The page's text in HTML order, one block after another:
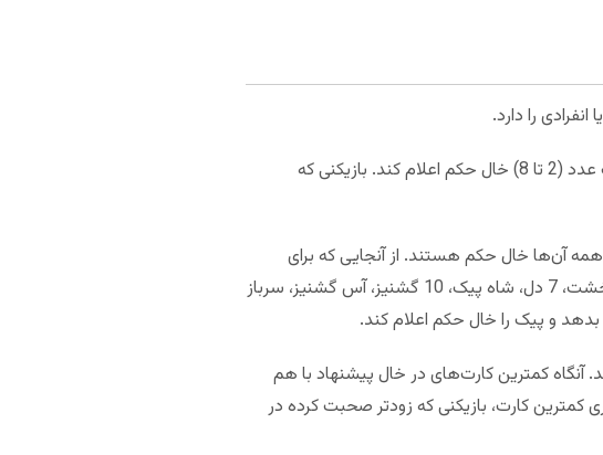
را دارد.
بازیکنی که دارای یک، دو یا سه سرباز است و می‌خواهد خال حکم را تعیین کند، می‌تواند با گفتن یک عدد (2 تا 8) خال حکم اعلام کند. بازیکنی که
آن‌ها خال حکم هستند. از آنجایی که برای
پیشنهاد باید سرباز داشته باشید، همیشه عدد اعلام بالاتر از 3 است. به عنوان مثال بازیکنی که 8 خشت، 7 دل، شاه پیک، 10 گشنیز، آس گشنیز، سرباز
آنگاه کمترین کارت‌های در خال پیشنهاد با هم
کمترین کارت، بازیکنی که زودتر صحبت کرده در